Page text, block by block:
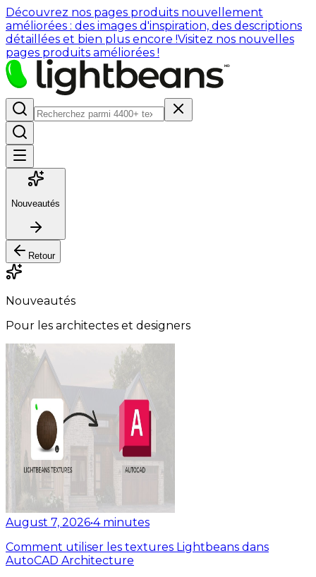
Découvrez nos pages produits nouvellement
améliorées : des images d'inspiration, des descriptions
détaillées et bien plus encore !Visitez nos nouvelles
pages produits améliorées !
Nouveautés
Retour
Nouveautés
Pour les architectes et designers
August 7, 2026•4 minutes
Comment utiliser les textures Lightbeans dans
AutoCAD Architecture